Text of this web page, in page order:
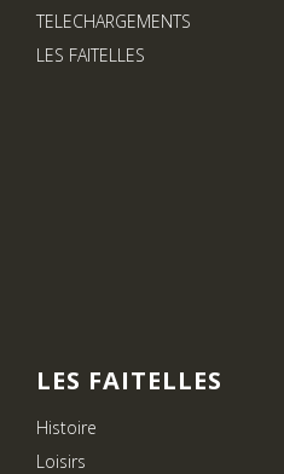
TELECHARGEMENTS
LES FAITELLES
LES FAITELLES
Histoire
Loisirs